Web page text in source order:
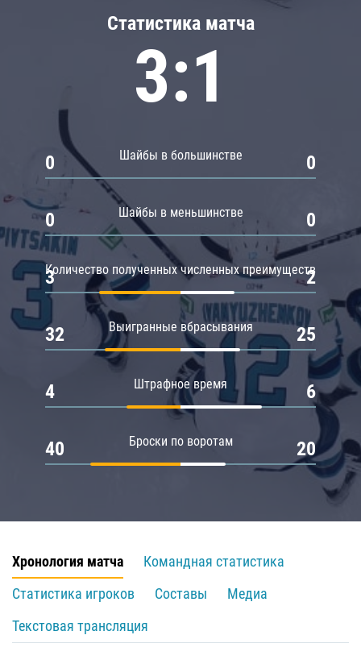
Статистика матча
3:1
Шайбы в большинстве
0 0
Шайбы в меньшинстве
0 0
Количество полученных численных преимуществ
3 2
Выигранные вбрасывания
32 25
Штрафное время
4 6
Броски по воротам
40 20
Хронология матча
Командная статистика
Статистика игроков
Составы
Медиа
Текстовая трансляция